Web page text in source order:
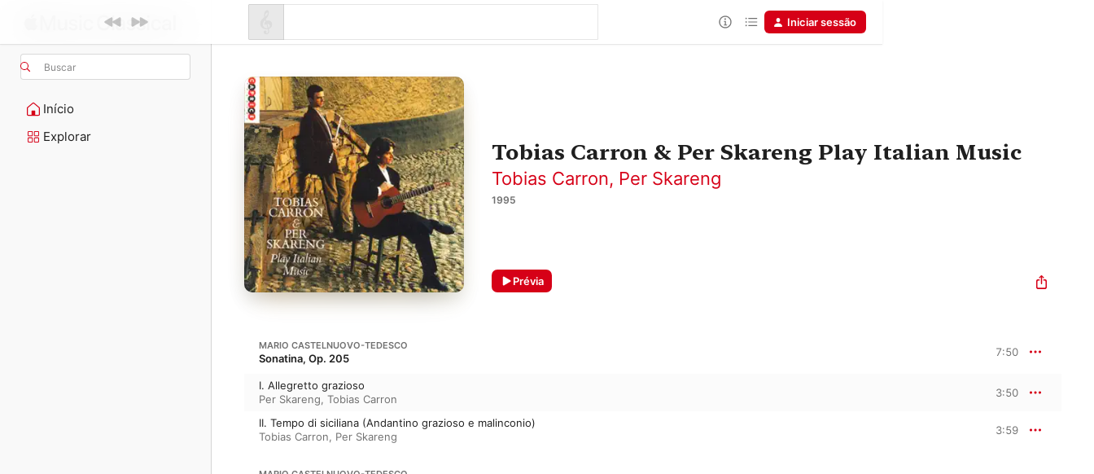
Buscar
Início
Explorar
Iniciar sessão
Tobias Carron & Per Skareng Play Italian Music
Tobias Carron, Per Skareng
1995
Prévia
MARIO CASTELNUOVO-TEDESCO
Sonatina, Op. 205 7:50
I. Allegretto grazioso
Per Skareng, Tobias Carron
3:50
II. Tempo di siciliana (Andantino grazioso e malinconio)
Tobias Carron, Per Skareng
3:59